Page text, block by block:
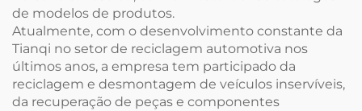
de modelos de produtos.
Atualmente, com o desenvolvimento constante da
Tianqi no setor de reciclagem automotiva nos
últimos anos, a empresa tem participado da
reciclagem e desmontagem de veículos inservíveis,
da recuperação de peças e componentes